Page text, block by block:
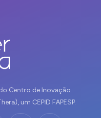
Centro de Inovação
um CEPID FAPESP.